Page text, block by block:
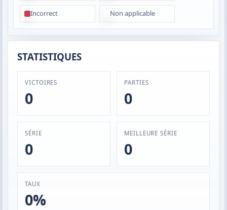
Incorrect Non applicable
STATISTIQUES
VICTOIRES
0
PARTIES
0
SÉRIE
0
MEILLEURE SÉRIE
0
TAUX
0%